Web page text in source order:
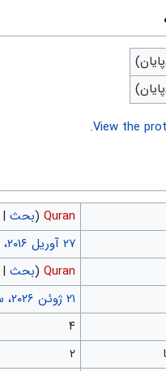
View the
Quran
(بحث|
Quran
(بحث|
۴
۲